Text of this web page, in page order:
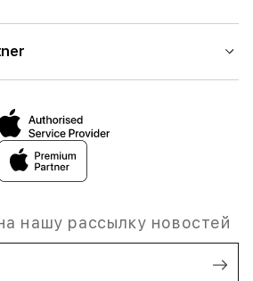
нашу рассылку новостей